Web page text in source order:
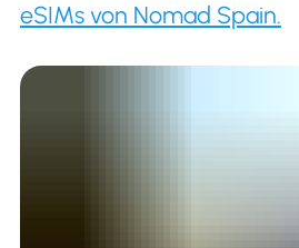
eSIMs von Nomad Spain.